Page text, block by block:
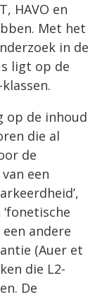
HAVO en
Met het
in de
ligt op de
op de inhoud
die al
de
een
‘fonetische
andere
(Auer et
die L2-
De